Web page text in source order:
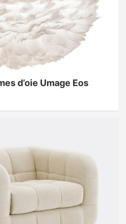
d’oie Umage Eos